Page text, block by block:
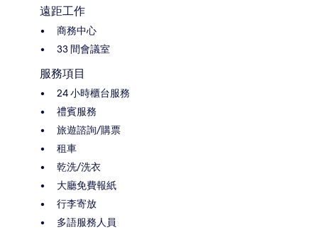
遠距工作
商務中心
33 間會議室
服務項目
24 小時櫃台服務
禮賓服務
旅遊諮詢/購票
租車
乾洗/洗衣
大廳免費報紙
行李寄放
多語服務人員